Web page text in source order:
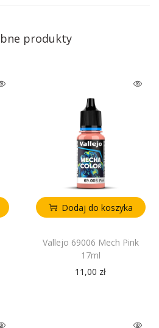
produkty
Dodaj do koszyka
Vallejo 69006 Mech Pink
17ml
11,00 zł